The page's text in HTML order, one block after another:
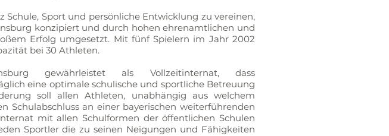
Schule, Sport und persönliche Entwicklung zu vereinen,
konzipiert und durch hohen ehrenamtlichen und
Erfolg umgesetzt. Mit fünf Spielern im Jahr 2002
bei 30 Athleten.
gewährleistet als Vollzeitinternat, dass
eine optimale schulische und sportliche Betreuung
soll allen Athleten, unabhängig aus welchem
Schulabschluss an einer bayerischen weiterführenden
mit allen Schulformen der öffentlichen Schulen
Sportler die zu seinen Neigungen und Fähigkeiten